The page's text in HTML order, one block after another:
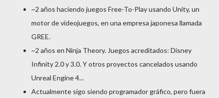
~2 años haciendo juegos Free-To-Play usando Unity, un
motor de videojuegos, en una empresa japonesa llamada
GREE.
~2 años en Ninja Theory. Juegos acreditados: Disney
Infinity 2.0 y 3.0. Y otros proyectos cancelados usando
Unreal Engine 4...
Actualmente sigo siendo programador gráfico, pero fuera